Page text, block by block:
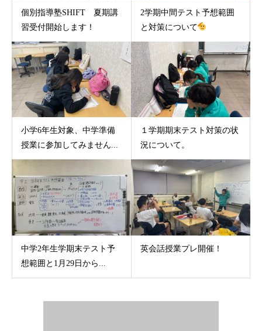
個別指導塾SHIFT 夏期講
習受付開始します！
2学期中間テスト予想範囲
と対策について
小学6年生対象、中学準備
授業に参加してみません...
１学期期末テスト対策の状
況について。
中学2年生学期末テスト予
想範囲と1月29日から...
英会話授業プレ開催！